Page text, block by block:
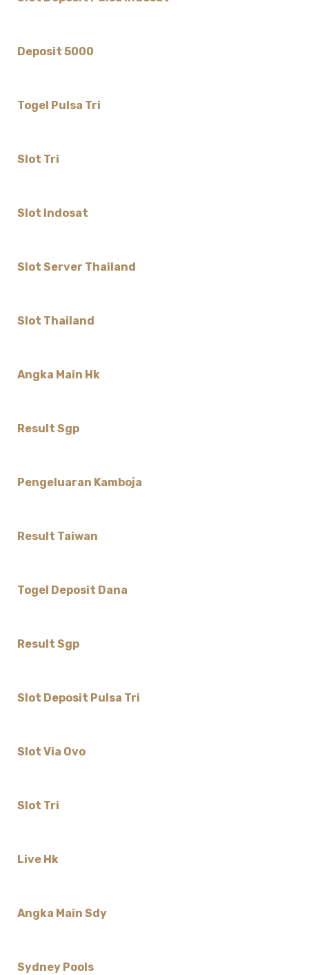
Deposit 5000
Togel Pulsa Tri
Slot Tri
Slot Indosat
Slot Server Thailand
Slot Thailand
Angka Main Hk
Result Sgp
Pengeluaran Kamboja
Result Taiwan
Togel Deposit Dana
Result Sgp
Slot Deposit Pulsa Tri
Slot Via Ovo
Slot Tri
Live Hk
Angka Main Sdy
Sydney Pools